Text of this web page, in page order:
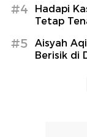
#4
Hadapi
Tetap
#5
Aisyah
Berisik di